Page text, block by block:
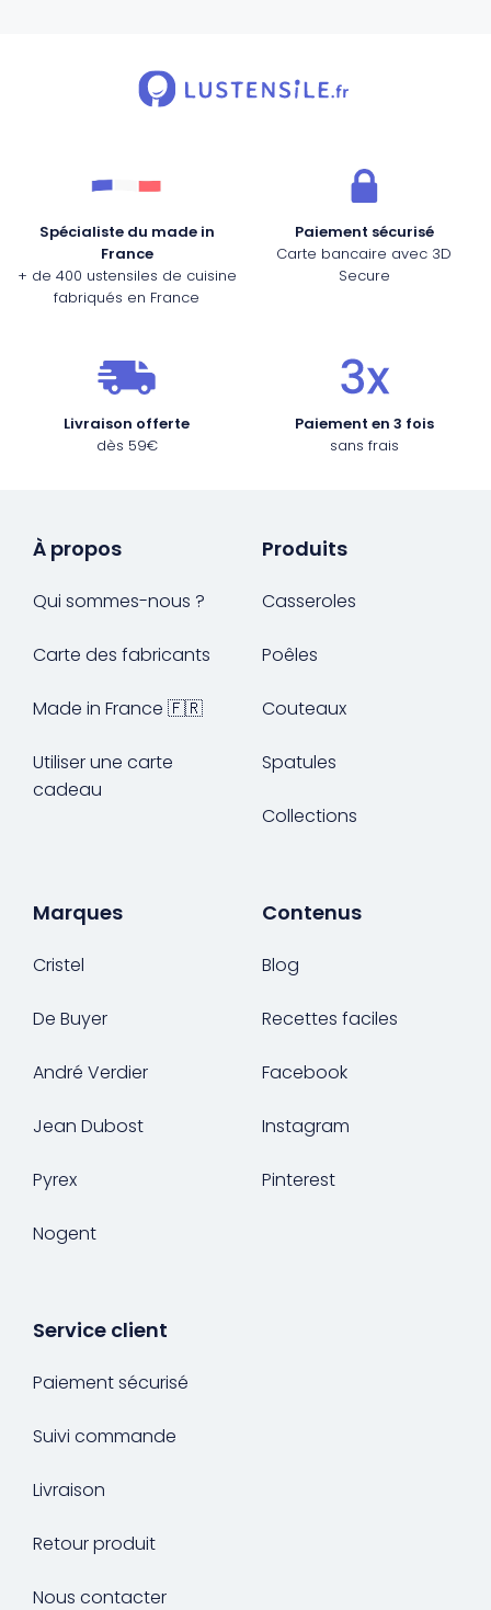
Spécialiste du made in
France
+ de 400 ustensiles de cuisine
fabriqués en France
Paiement sécurisé
Carte bancaire avec 3D
Secure
Livraison offerte
dès 59€
Paiement en 3 fois
sans frais
À propos
Qui sommes-nous ?
Carte des fabricants
Made in France 🇫🇷
Utiliser une carte
cadeau
Produits
Casseroles
Poêles
Couteaux
Spatules
Collections
Marques
Cristel
De Buyer
André Verdier
Jean Dubost
Pyrex
Nogent
Contenus
Blog
Recettes faciles
Facebook
Instagram
Pinterest
Service client
Paiement sécurisé
Suivi commande
Livraison
Retour produit
Nous contacter